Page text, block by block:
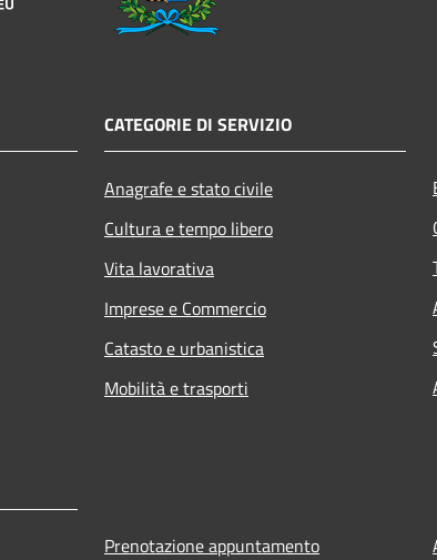
CATEGORIE DI SERVIZIO
Anagrafe e stato civile
Cultura e tempo libero
Vita lavorativa
Imprese e Commercio
Catasto e urbanistica
Mobilità e trasporti
Prenotazione appuntamento